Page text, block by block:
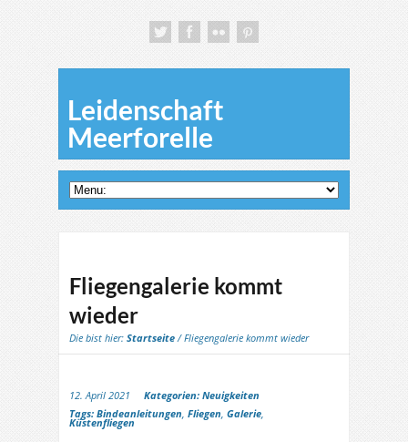
Leidenschaft
Meerforelle
Fliegengalerie kommt
wieder
Die bist hier: Startseite/ Fliegengalerie kommt wieder
12. April 2021 Kategorien: Neuigkeiten
Tags: Bindeanleitungen, Fliegen, Galerie,
Küstenfliegen